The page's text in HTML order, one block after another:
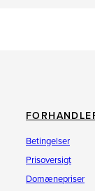
Betingelser
Prisoversigt
Domænepriser